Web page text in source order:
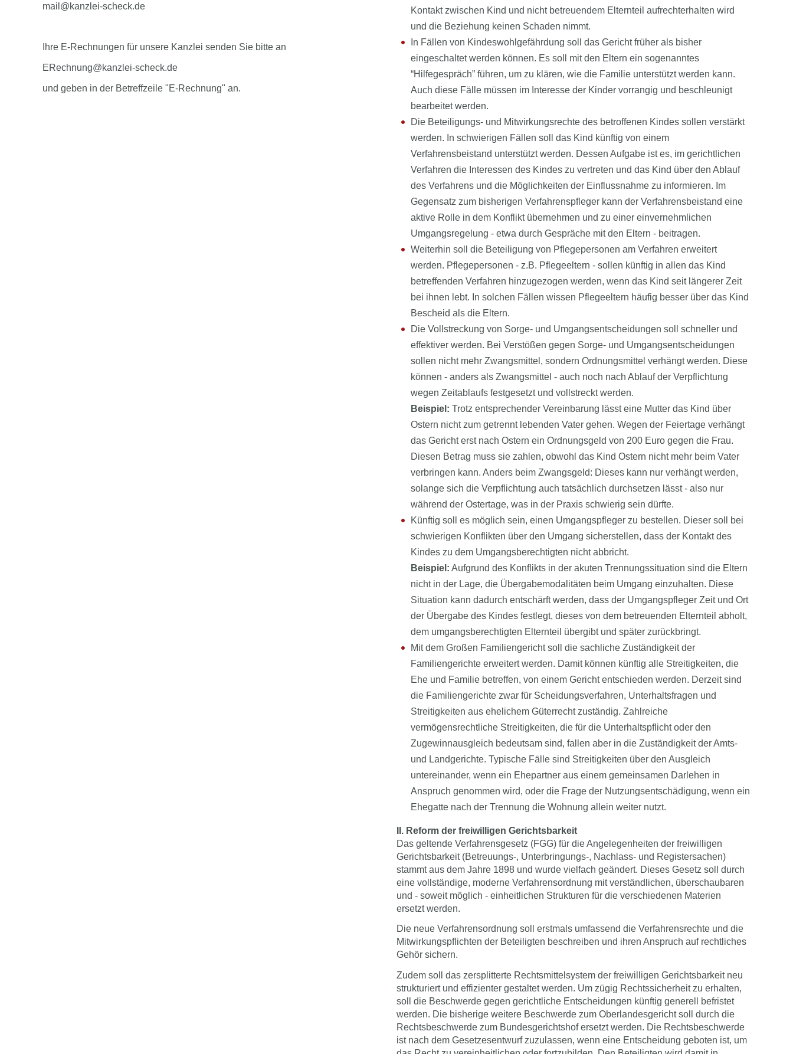
mail@kanzlei-scheck.de
Ihre E-Rechnungen für unsere Kanzlei senden Sie bitte an
ERechnung@kanzlei-scheck.de
und geben in der Betreffzeile "E-Rechnung" an.
Kontakt zwischen Kind und nicht betreuendem Elternteil aufrechterhalten wird
und die Beziehung keinen Schaden nimmt.
In Fällen von Kindeswohlgefährdung soll das Gericht früher als bisher
eingeschaltet werden können. Es soll mit den Eltern ein sogenanntes
“Hilfegespräch” führen, um zu klären, wie die Familie unterstützt werden kann.
Auch diese Fälle müssen im Interesse der Kinder vorrangig und beschleunigt
bearbeitet werden.
Die Beteiligungs- und Mitwirkungsrechte des betroffenen Kindes sollen verstärkt
werden. In schwierigen Fällen soll das Kind künftig von einem
Verfahrensbeistand unterstützt werden. Dessen Aufgabe ist es, im gerichtlichen
Verfahren die Interessen des Kindes zu vertreten und das Kind über den Ablauf
des Verfahrens und die Möglichkeiten der Einflussnahme zu informieren. Im
Gegensatz zum bisherigen Verfahrenspfleger kann der Verfahrensbeistand eine
aktive Rolle in dem Konflikt übernehmen und zu einer einvernehmlichen
Umgangsregelung - etwa durch Gespräche mit den Eltern - beitragen.
Weiterhin soll die Beteiligung von Pflegepersonen am Verfahren erweitert
werden. Pflegepersonen - z.B. Pflegeeltern - sollen künftig in allen das Kind
betreffenden Verfahren hinzugezogen werden, wenn das Kind seit längerer Zeit
bei ihnen lebt. In solchen Fällen wissen Pflegeeltern häufig besser über das Kind
Bescheid als die Eltern.
Die Vollstreckung von Sorge- und Umgangsentscheidungen soll schneller und
effektiver werden. Bei Verstößen gegen Sorge- und Umgangsentscheidungen
sollen nicht mehr Zwangsmittel, sondern Ordnungsmittel verhängt werden. Diese
können - anders als Zwangsmittel - auch noch nach Ablauf der Verpflichtung
wegen Zeitablaufs festgesetzt und vollstreckt werden.
Beispiel: Trotz entsprechender Vereinbarung lässt eine Mutter das Kind über
Ostern nicht zum getrennt lebenden Vater gehen. Wegen der Feiertage verhängt
das Gericht erst nach Ostern ein Ordnungsgeld von 200 Euro gegen die Frau.
Diesen Betrag muss sie zahlen, obwohl das Kind Ostern nicht mehr beim Vater
verbringen kann. Anders beim Zwangsgeld: Dieses kann nur verhängt werden,
solange sich die Verpflichtung auch tatsächlich durchsetzen lässt - also nur
während der Ostertage, was in der Praxis schwierig sein dürfte.
Künftig soll es möglich sein, einen Umgangspfleger zu bestellen. Dieser soll bei
schwierigen Konflikten über den Umgang sicherstellen, dass der Kontakt des
Kindes zu dem Umgangsberechtigten nicht abbricht.
Beispiel: Aufgrund des Konflikts in der akuten Trennungssituation sind die Eltern
nicht in der Lage, die Übergabemodalitäten beim Umgang einzuhalten. Diese
Situation kann dadurch entschärft werden, dass der Umgangspfleger Zeit und Ort
der Übergabe des Kindes festlegt, dieses von dem betreuenden Elternteil abholt,
dem umgangsberechtigten Elternteil übergibt und später zurückbringt.
Mit dem Großen Familiengericht soll die sachliche Zuständigkeit der
Familiengerichte erweitert werden. Damit können künftig alle Streitigkeiten, die
Ehe und Familie betreffen, von einem Gericht entschieden werden. Derzeit sind
die Familiengerichte zwar für Scheidungsverfahren, Unterhaltsfragen und
Streitigkeiten aus ehelichem Güterrecht zuständig. Zahlreiche
vermögensrechtliche Streitigkeiten, die für die Unterhaltspflicht oder den
Zugewinnausgleich bedeutsam sind, fallen aber in die Zuständigkeit der Amts-
und Landgerichte. Typische Fälle sind Streitigkeiten über den Ausgleich
untereinander, wenn ein Ehepartner aus einem gemeinsamen Darlehen in
Anspruch genommen wird, oder die Frage der Nutzungsentschädigung, wenn ein
Ehegatte nach der Trennung die Wohnung allein weiter nutzt.
II. Reform der freiwilligen Gerichtsbarkeit
Das geltende Verfahrensgesetz (FGG) für die Angelegenheiten der freiwilligen
Gerichtsbarkeit (Betreuungs-, Unterbringungs-, Nachlass- und Registersachen)
stammt aus dem Jahre 1898 und wurde vielfach geändert. Dieses Gesetz soll durch
eine vollständige, moderne Verfahrensordnung mit verständlichen, überschaubaren
und - soweit möglich - einheitlichen Strukturen für die verschiedenen Materien
ersetzt werden.
Die neue Verfahrensordnung soll erstmals umfassend die Verfahrensrechte und die
Mitwirkungspflichten der Beteiligten beschreiben und ihren Anspruch auf rechtliches
Gehör sichern.
Zudem soll das zersplitterte Rechtsmittelsystem der freiwilligen Gerichtsbarkeit neu
strukturiert und effizienter gestaltet werden. Um zügig Rechtssicherheit zu erhalten,
soll die Beschwerde gegen gerichtliche Entscheidungen künftig generell befristet
werden. Die bisherige weitere Beschwerde zum Oberlandesgericht soll durch die
Rechtsbeschwerde zum Bundesgerichtshof ersetzt werden. Die Rechtsbeschwerde
ist nach dem Gesetzesentwurf zuzulassen, wenn eine Entscheidung geboten ist, um